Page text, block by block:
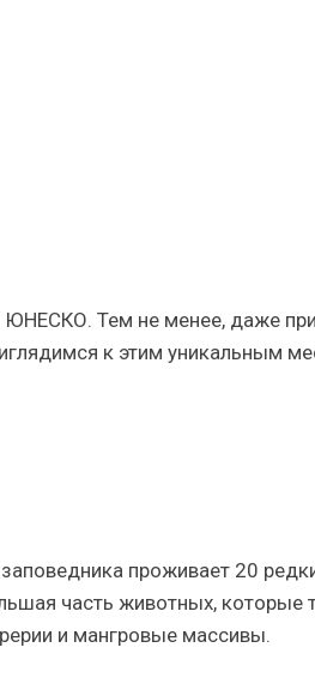
ЮНЕСКО. Тем не менее, даже
к этим уникальным
проживает 20
часть животных, которые
и мангровые массивы.